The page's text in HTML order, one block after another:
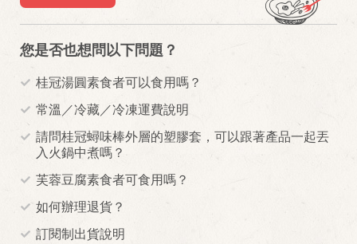
您是否也想問以下問題？
桂冠湯圓素食者可以食用嗎？
常溫／冷藏／冷凍運費說明
請問桂冠蟳味棒外層的塑膠套，可以跟著產品一起丟
入火鍋中煮嗎？
芙蓉豆腐素食者可食用嗎？
如何辦理退貨？
訂閱制出貨說明